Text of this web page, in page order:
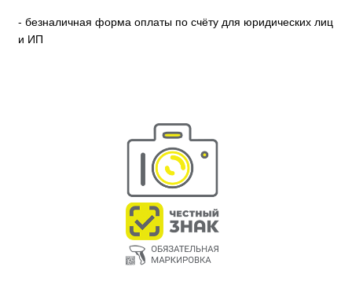
- безналичная форма оплаты по счёту для юридических лиц
и ИП